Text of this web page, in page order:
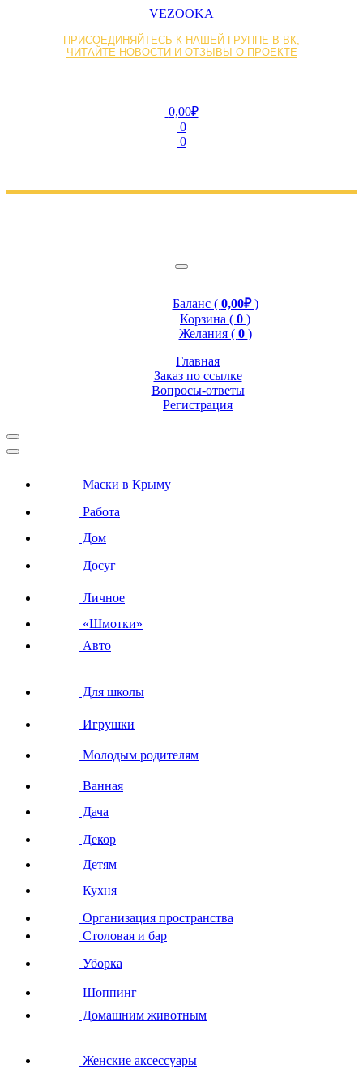
VEZOOKA
ПРИСОЕДИНЯЙТЕСЬ К НАШЕЙ ГРУППЕ В ВК,
ЧИТАЙТЕ НОВОСТИ И ОТЗЫВЫ О ПРОЕКТЕ
0,00₽
0
0
Баланс ( 0,00₽)
Корзина ( 0 )
Желания ( 0 )
Главная
Заказ по ссылке
Вопросы-ответы
Регистрация
Маски в Крыму
Работа
Дом
Досуг
Личное
«Шмотки»
Авто
Для школы
Игрушки
Молодым родителям
Ванная
Дача
Декор
Детям
Кухня
Организация пространства
Столовая и бар
Уборка
Шоппинг
Домашним животным
Женские аксессуары